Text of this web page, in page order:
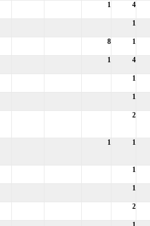
1 4
1
8 1
1 4
1
1
2
1 1
1
1
2